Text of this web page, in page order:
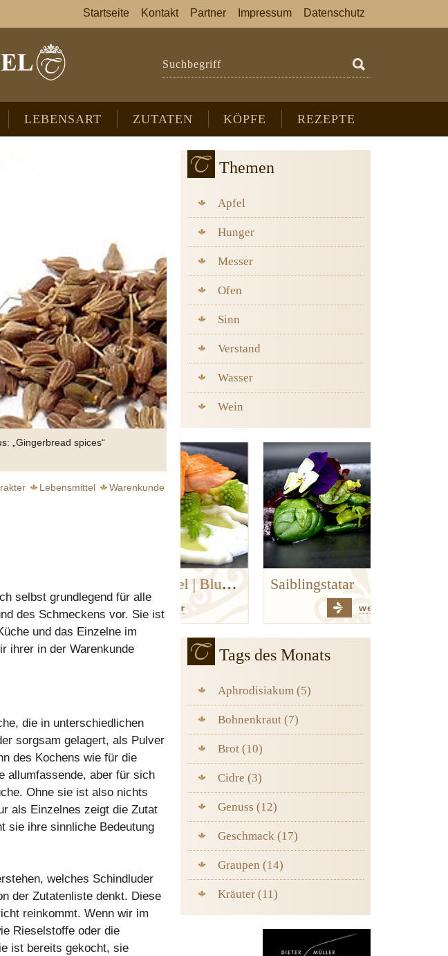
Suchbegriff
LEBENSART ZUTATEN KÖPFE REZEPTE
Startseite Kontakt Partner Impressum Datenschutz
„Gingerbread spices“
Lebensmittel Warenkunde
selbst grundlegend für alle
des Schmeckens vor. Sie ist
und das Einzelne im
ihrer in der Warenkunde
die in unterschiedlichen
sorgsam gelagert, als Pulver
des Kochens wie für die
allumfassende, aber für sich
Ohne sie ist also nichts
als Einzelnes zeigt die Zutat
sie ihre sinnliche Bedeutung
welches Schindluder
der Zutatenliste denkt. Diese
reinkommt. Wenn wir im
Rieselstoffe oder die
ist bereits gekocht, sie
Themen
Apfel
Hunger
Messer
Ofen
Sinn
Verstand
Wasser
Wein
weiter
Saiblingstatar
Tags des Monats
Aphrodisiakum (5)
Bohnenkraut (7)
Brot (10)
Cidre (3)
Genuss (12)
Geschmack (17)
Graupen (14)
Kräuter (11)